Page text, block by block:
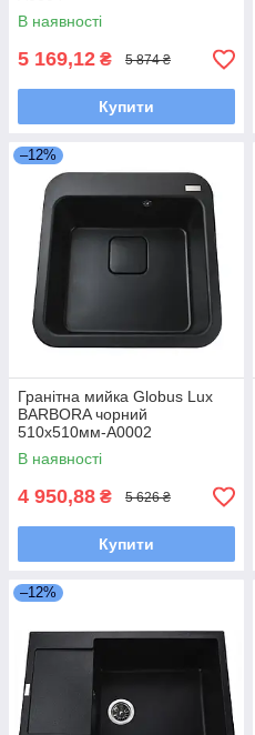
В наявності
5 169,12 ₴ 5 874 ₴
Купити
–12%
Гранітна мийка Globus Lux
BARBORA чорний
510х510мм-А0002
В наявності
4 950,88 ₴ 5 626 ₴
Купити
–12%